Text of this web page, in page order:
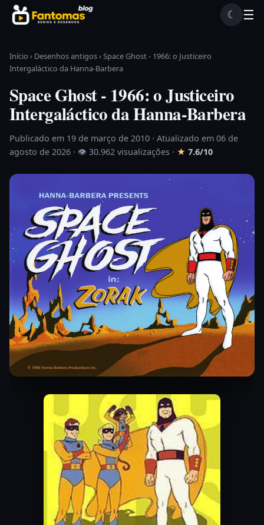
Pular para o conteúdo
☰
☾
Início › Desenhos antigos›Space Ghost - 1966: o Justiceiro
Intergaláctico da Hanna-Barbera
Space Ghost - 1966: o Justiceiro
Intergaláctico da Hanna-Barbera
Publicado em 19 de março de 2010 · Atualizado em 06 de
agosto de 2026 · 👁 30.962 visualizações · ★ 7.6/10